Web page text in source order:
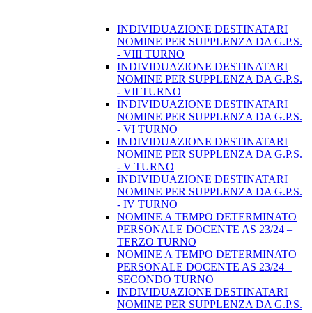
INDIVIDUAZIONE DESTINATARI
NOMINE PER SUPPLENZA DA G.P.S.
- VIII TURNO
INDIVIDUAZIONE DESTINATARI
NOMINE PER SUPPLENZA DA G.P.S.
- VII TURNO
INDIVIDUAZIONE DESTINATARI
NOMINE PER SUPPLENZA DA G.P.S.
- VI TURNO
INDIVIDUAZIONE DESTINATARI
NOMINE PER SUPPLENZA DA G.P.S.
- V TURNO
INDIVIDUAZIONE DESTINATARI
NOMINE PER SUPPLENZA DA G.P.S.
- IV TURNO
NOMINE A TEMPO DETERMINATO
PERSONALE DOCENTE AS 23/24 –
TERZO TURNO
NOMINE A TEMPO DETERMINATO
PERSONALE DOCENTE AS 23/24 –
SECONDO TURNO
INDIVIDUAZIONE DESTINATARI
NOMINE PER SUPPLENZA DA G.P.S.